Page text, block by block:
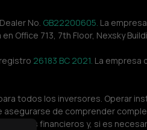
No. GB22200605. La
Office 713, 7th Floor, Nexsky
26183 BC 2021. La empresa
todos los inversores. Operar
de comprender
financieros y, si es